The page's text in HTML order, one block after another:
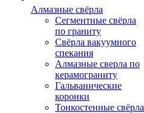
Алмазные свёрла
Сегментные свёрла
по граниту
Свёрла вакуумного
спекания
Алмазные сверла по
керамограниту
Гальванические
коронки
Тонкостенные свёрла